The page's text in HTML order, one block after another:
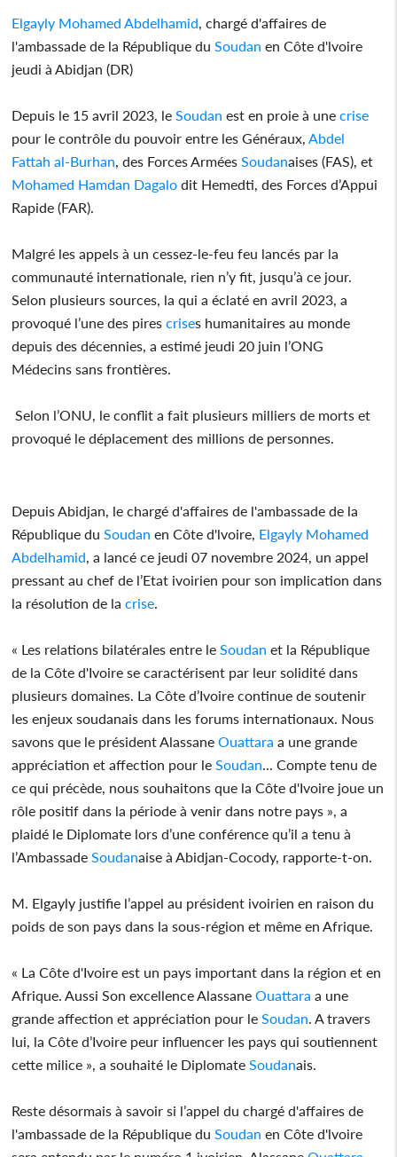
Elgayly Mohamed Abdelhamid , chargé d'affaires de
l'ambassade de la République du Soudan en Côte d'lvoire
jeudi à Abidjan (DR)
Depuis le 15 avril 2023, le Soudan est en proie à unecrise
pour le contrôle du pouvoir entre les Généraux, Abdel
Fattah al-Burhan , des Forces Armées Soudanaises (FAS), et
Mohamed Hamdan Dagalo dit Hemedti, des Forces d’Appui
Rapide (FAR).
Malgré les appels à un cessez-le-feu feu lancés par la
communauté internationale, rien n’y fit, jusqu’à ce jour.
Selon plusieurs sources, la qui a éclaté en avril 2023, a
provoqué l’une des pirescrises humanitaires au monde
depuis des décennies, a estimé jeudi 20 juin l’ONG
Médecins sans frontières.
Selon l’ONU, le conflit a fait plusieurs milliers de morts et
provoqué le déplacement des millions de personnes.
Depuis Abidjan, le chargé d'affaires de l'ambassade de la
République du Soudan en Côte d'lvoire, Elgayly Mohamed
Abdelhamid , a lancé ce jeudi 07 novembre 2024, un appel
pressant au chef de l’Etat ivoirien pour son implication dans
la résolution de lacrise
« Les relations bilatérales entre le Soudan et la République
de la Côte d'Ivoire se caractérisent par leur solidité dans
plusieurs domaines. La Côte d’Ivoire continue de soutenir
les enjeux soudanais dans les forums internationaux. Nous
savons que le président AlassaneOuattara a une grande
appréciation et affection pour le Soudan ... Compte tenu de
ce qui précède, nous souhaitons que la Côte d'Ivoire joue un
rôle positif dans la période à venir dans notre pays », a
plaidé le Diplomate lors d’une conférence qu’il a tenu à
l’Ambassade Soudanaise à Abidjan-Cocody, rapporte-t-on.
M. Elgayly justifie l’appel au président ivoirien en raison du
poids de son pays dans la sous-région et même en Afrique.
« La Côte d'Ivoire est un pays important dans la région et en
Afrique. Aussi Son excellence AlassaneOuattara a une
grande affection et appréciation pour le Soudan . A travers
lui, la Côte d’Ivoire peur influencer les pays qui soutiennent
cette milice », a souhaité le Diplomate Soudanais.
Reste désormais à savoir si l’appel du chargé d'affaires de
l'ambassade de la République du Soudan en Côte d'lvoire